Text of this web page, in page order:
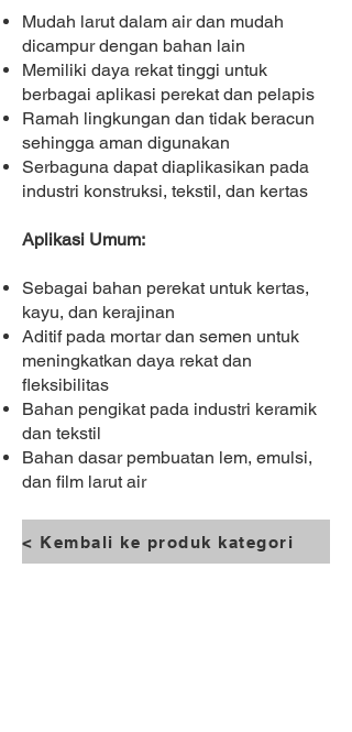
Mudah larut dalam air dan mudah
dicampur dengan bahan lain
Memiliki daya rekat tinggi untuk
berbagai aplikasi perekat dan pelapis
Ramah lingkungan dan tidak beracun
sehingga aman digunakan
Serbaguna dapat diaplikasikan pada
industri konstruksi, tekstil, dan kertas
Aplikasi Umum:
Sebagai bahan perekat untuk kertas,
kayu, dan kerajinan
Aditif pada mortar dan semen untuk
meningkatkan daya rekat dan
fleksibilitas
Bahan pengikat pada industri keramik
dan tekstil
Bahan dasar pembuatan lem, emulsi,
dan film larut air
< Kembali ke produk kategori